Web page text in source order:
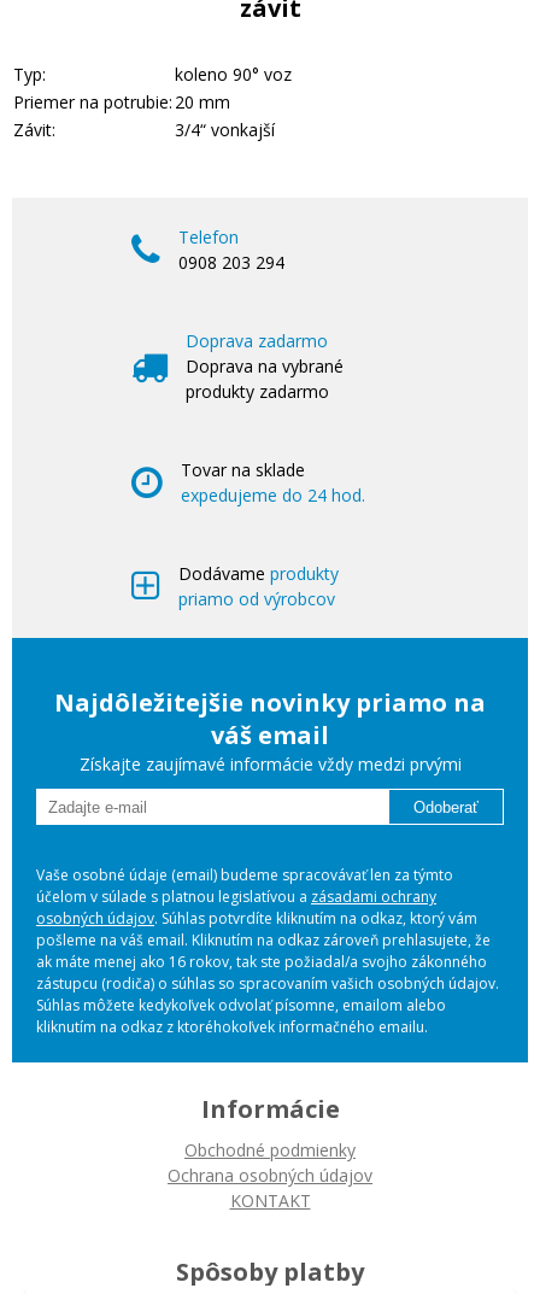
závit
Typ:
koleno 90° voz
Priemer na potrubie: 20 mm
Závit:
3/4“ vonkajší
Telefon
0908 203 294
Doprava zadarmo
Doprava na vybrané
produkty zadarmo
Tovar na sklade
expedujeme do 24 hod.
Dodávame produkty
priamo od výrobcov
Najdôležitejšie novinky priamo na
váš email
Získajte zaujímavé informácie vždy medzi prvými
Odoberať
Vaše osobné údaje (email) budeme spracovávať len za týmto
účelom v súlade s platnou legislatívou a zásadami ochrany
osobných údajov. Súhlas potvrdíte kliknutím na odkaz, ktorý vám
pošleme na váš email. Kliknutím na odkaz zároveň prehlasujete, že
ak máte menej ako 16 rokov, tak ste požiadal/a svojho zákonného
zástupcu (rodiča) o súhlas so spracovaním vašich osobných údajov.
Súhlas môžete kedykoľvek odvolať písomne, emailom alebo
kliknutím na odkaz z ktoréhokoľvek informačného emailu.
Informácie
Obchodné podmienky
Ochrana osobných údajov
KONTAKT
Spôsoby platby